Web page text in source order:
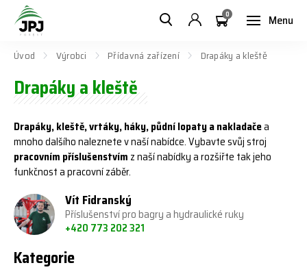
Menu
0
Úvod Výrobci Přídavná zařízení Drapáky a kleště
Drapáky a kleště
Drapáky, kleště, vrtáky, háky, půdní lopaty a nakladačea
mnoho dalšího naleznete v naší nabídce. Vybavte svůj stroj
pracovním příslušenstvím z naší nabídky a rozšiřte tak jeho
funkčnost a pracovní záběr.
Vít Fidranský
Příslušenství pro bagry a hydraulické ruky
+420 773 202 321
Kategorie